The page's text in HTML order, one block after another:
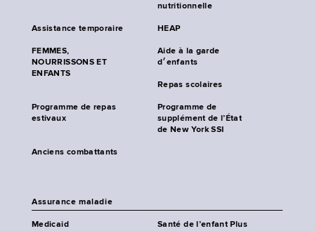
nutritionnelle
Assistance temporaire HEAP
FEMMES,
NOURRISSONS ET
ENFANTS
Aide à la garde
d׳enfants
Repas scolaires
Programme de repas
estivaux
Programme de
supplément de l’État
de New York SSI
Anciens combattants
Assurance maladie
Medicaid
Santé de l’enfant Plus